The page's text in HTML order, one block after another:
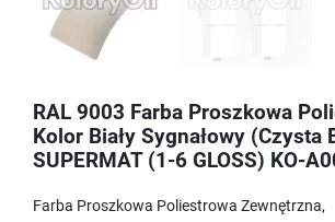
RAL 9003 Farba Proszkowa
Kolor Biały Sygnałowy (Czysta
SUPERMAT (1-6 GLOSS) KO-
Farba Proszkowa Poliestrowa Zewnętrzna,